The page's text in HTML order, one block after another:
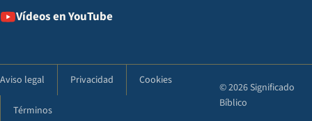
Vídeos en YouTube
Aviso legal Privacidad Cookies
Términos
© 2026 Significado
Bíblico